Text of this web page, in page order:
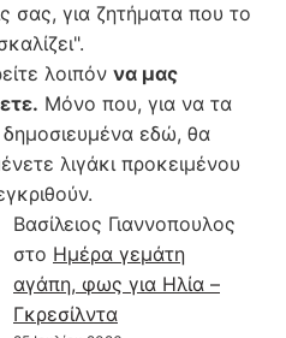
σας, για ζητήματα που το
λοιπόν να μας
Μόνο που, για να τα
δημοσιευμένα εδώ, θα
λιγάκι προκειμένου
Βασίλειος Γιαννοπουλος
στο Hμέρα γεμάτη
αγάπη, φως για Ηλία –
Γκρεσίλντα